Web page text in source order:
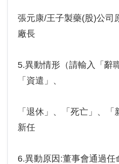
張元康/王子製藥(股)公司
廠長
5.異動情形（請輸入「辭
「資遣」、
「退休」、「死亡」、
新任
6.異動原因:董事會通過任